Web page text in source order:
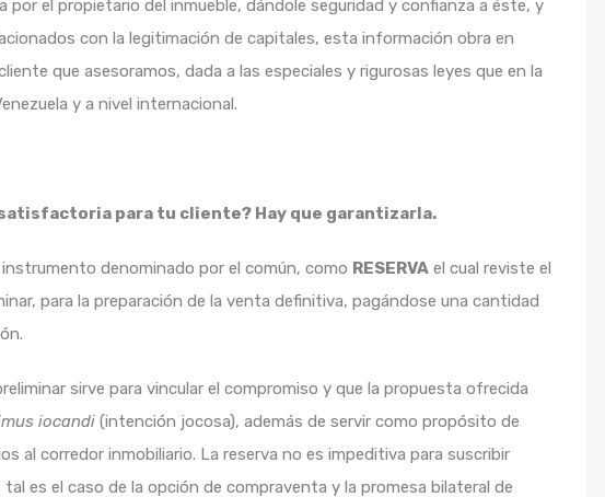
por el propietario del inmueble, dándole seguridad y confianza a éste, y
con la legitimación de capitales, esta información obra en
que asesoramos, dada a las especiales y rigurosas leyes que en la
y a nivel internacional.
para tu cliente? Hay que garantizarla.
instrumento denominado por el común, como RESERVA el cual reviste el
para la preparación de la venta definitiva, pagándose una cantidad
sirve para vincular el compromiso y que la propuesta ofrecida
iocandi (intención jocosa), además de servir como propósito de
al corredor inmobiliario. La reserva no es impeditiva para suscribir
es el caso de la opción de compraventa y la promesa bilateral de